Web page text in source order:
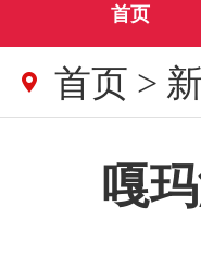
首页
首页 >
嘎